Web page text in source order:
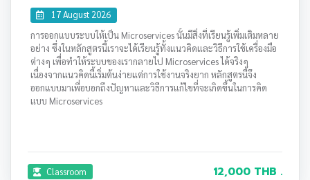
17 August 2026
การออกแบบระบบให้เป็น Microservices นั้นมีสิ่งที่เรียนรู้เพิ่มเติมหลาย
อย่าง ซึ่งในหลักสูตรนี้เราจะได้เรียนรู้ทั้งแนวคิดและวิธีการใช้เครื่องมือ
ต่างๆ เพื่อทำให้ระบบของเรากลายไป Microservices ได้จริงๆ
เนื่องจากแนวคิดนี้เริ่มต้นง่ายแต่การใช้งานจริงยาก หลักสูตรนี้จึง
ออกแบบมาเพื่อบอกถึงปัญหาและวิธีการแก้ไขที่จะเกิดขึ้นในการคิด
แบบ Microservices
Classroom 12,000 THB .